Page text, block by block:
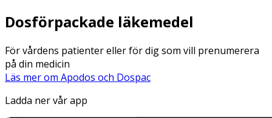
Dosförpackade läkemedel
För vårdens patienter eller för dig som vill prenumerera
på din medicin
Läs mer om Apodos och Dospac
Ladda ner vår app